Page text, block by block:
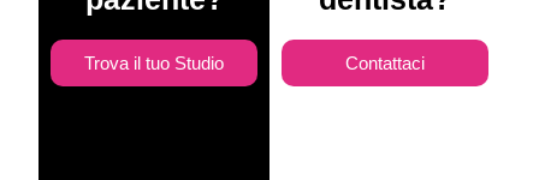
Trova il tuo Studio Contattaci